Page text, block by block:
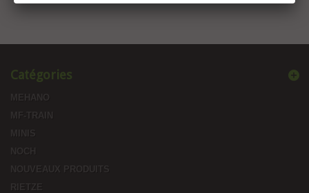
Catégories
MEHANO
MF-TRAIN
MINIS
NOCH
NOUVEAUX PRODUITS
RIETZE